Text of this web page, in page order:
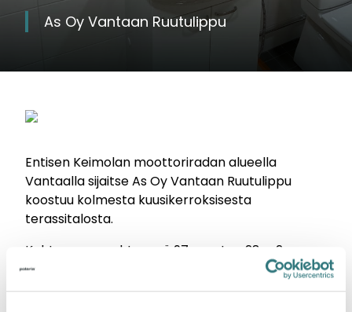
As Oy Vantaan Ruutulippu
Entisen Keimolan moottoriradan alueella
Vantaalla sijaitse As Oy Vantaan Ruutulippu
koostuu kolmesta kuusikerroksisesta
terassitalosta.
Kohteessa on yhteensä 97 asuntoa 28 m2:n
yksiöistä 67 m2:n neljän huoneen asuntoihin.